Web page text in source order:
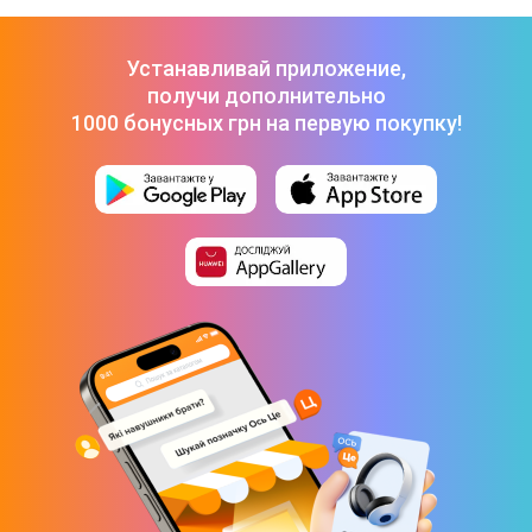
современную оргтехнику;
Смартфоны и телефоны
Уверенное возвращение кнопочного телефона Nokia старый тренд:
подхватили идею. Эти новые продуктивные модели,уже на сайте.
В продаже доступен огромный выбор смартфонов, включая линейку
Телевизоры и медиа
С помощью современного smart TV можно управлять умным домом,
устраивать кинопросмотры, учиться, играть, общаться. Для
синхронизации с другими устройствами в Цитрусе можно купить
роутер, а для большего звукового эффекта приобрести акустическую
систему или колонки.
В каталоге представлены модели с экранами, диагональю до 100
дюймов, созданные на основе OLED, QLED, NanoCell матриц. Большой
выбор телевизоров Самсунг.
В Цитрусе в любое время суток можно выбрать онлайн и купить
телевизор Тернополь имеет стационарный магазин сети, где в
Устанавливай приложение,
получи дополнительно
1000 бонусных грн на первую покупку!